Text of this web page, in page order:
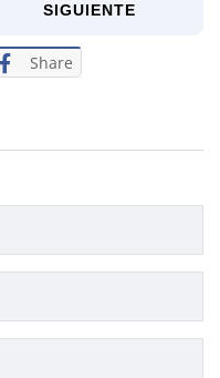
SIGUIENTE
Share